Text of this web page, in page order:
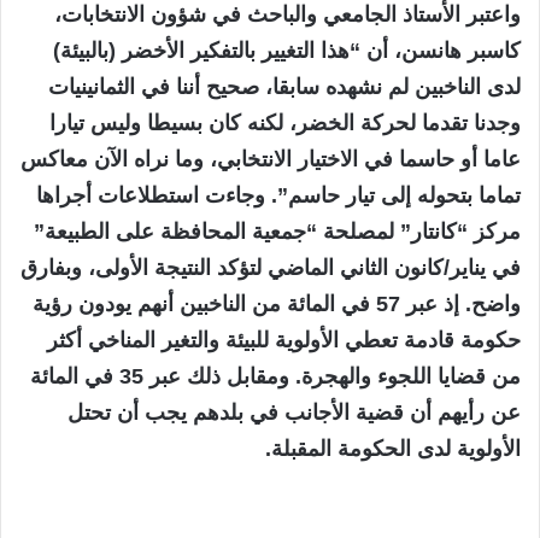
واعتبر الأستاذ الجامعي والباحث في شؤون الانتخابات،
كاسبر هانسن، أن “هذا التغيير بالتفكير الأخضر (بالبيئة)
لدى الناخبين لم نشهده سابقا، صحيح أننا في الثمانينيات
وجدنا تقدما لحركة الخضر، لكنه كان بسيطا وليس تيارا
عاما أو حاسما في الاختيار الانتخابي، وما نراه الآن معاكس
تماما بتحوله إلى تيار حاسم”. وجاءت استطلاعات أجراها
مركز “كانتار” لمصلحة “جمعية المحافظة على الطبيعة”
في يناير/كانون الثاني الماضي لتؤكد النتيجة الأولى، وبفارق
واضح. إذ عبر 57 في المائة من الناخبين أنهم يودون رؤية
حكومة قادمة تعطي الأولوية للبيئة والتغير المناخي أكثر
من قضايا اللجوء والهجرة. ومقابل ذلك عبر 35 في المائة
عن رأيهم أن قضية الأجانب في بلدهم يجب أن تحتل
الأولوية لدى الحكومة المقبلة.